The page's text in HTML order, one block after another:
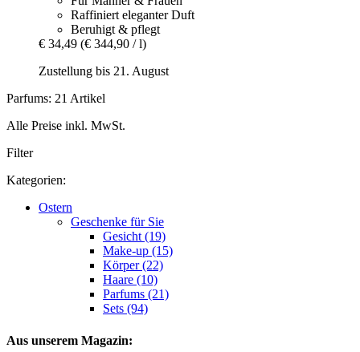
Raffiniert eleganter Duft
Beruhigt & pflegt
€ 34,49 (€ 344,90 / l)
Zustellung bis 21. August
Parfums: 21 Artikel
Alle Preise inkl. MwSt.
Filter
Kategorien:
Ostern
Geschenke für Sie
Gesicht (19)
Make-up (15)
Körper (22)
Haare (10)
Parfums (21)
Sets (94)
Aus unserem Magazin: